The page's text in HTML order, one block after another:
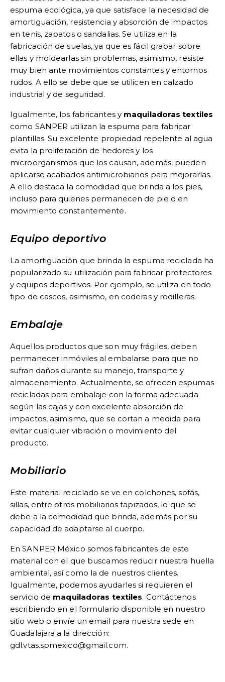
espuma ecológica, ya que satisface la necesidad de
amortiguación, resistencia y absorción de impactos
en tenis, zapatos o sandalias. Se utiliza en la
fabricación de suelas, ya que es fácil grabar sobre
ellas y moldearlas sin problemas, asimismo, resiste
muy bien ante movimientos constantes y entornos
rudos. A ello se debe que se utilicen en calzado
industrial y de seguridad.
Igualmente, los fabricantes y maquiladoras textiles
como SANPER utilizan la espuma para fabricar
plantillas. Su excelente propiedad repelente al agua
evita la proliferación de hedores y los
microorganismos que los causan, además, pueden
aplicarse acabados antimicrobianos para mejorarlas.
A ello destaca la comodidad que brinda a los pies,
incluso para quienes permanecen de pie o en
movimiento constantemente.
Equipo deportivo
La amortiguación que brinda la espuma reciclada ha
popularizado su utilización para fabricar protectores
y equipos deportivos. Por ejemplo, se utiliza en todo
tipo de cascos, asimismo, en coderas y rodilleras.
Embalaje
Aquellos productos que son muy frágiles, deben
permanecer inmóviles al embalarse para que no
sufran daños durante su manejo, transporte y
almacenamiento. Actualmente, se ofrecen espumas
recicladas para embalaje con la forma adecuada
según las cajas y con excelente absorción de
impactos, asimismo, que se cortan a medida para
evitar cualquier vibración o movimiento del
producto.
Mobiliario
Este material reciclado se ve en colchones, sofás,
sillas, entre otros mobiliarios tapizados, lo que se
debe a la comodidad que brinda, además por su
capacidad de adaptarse al cuerpo.
En SANPER México somos fabricantes de este
material con el que buscamos reducir nuestra huella
ambiental, así como la de nuestros clientes.
Igualmente, podemos ayudarles si requieren el
servicio de maquiladoras textiles. Contáctenos
escribiendo en el formulario disponible en nuestro
sitio web o envíe un email para nuestra sede en
Guadalajara a la dirección:
gdl.vtas.spmexico@gmail.com.